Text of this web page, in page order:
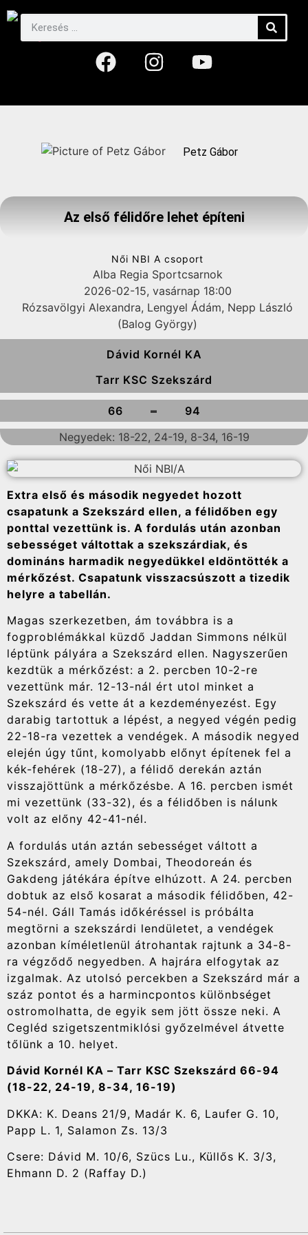
Petz Gábor
Az első félidőre lehet építeni
Női NBI A csoport
Alba Regia Sportcsarnok
2026-02-15, vasárnap 18:00
Rózsavölgyi Alexandra, Lengyel Ádám, Nepp László
(Balog György)
Dávid Kornél KA
Tarr KSC Szekszárd
66 -
94
Negyedek: 18-22, 24-19, 8-34, 16-19
Extra első és második negyedet hozott
csapatunk a Szekszárd ellen, a félidőben egy
ponttal vezettünk is. A fordulás után azonban
sebességet váltottak a szekszárdiak, és
domináns harmadik negyedükkel eldöntötték a
mérkőzést. Csapatunk visszacsúszott a tizedik
helyre a tabellán.
Magas szerkezetben, ám továbbra is a
fogproblémákkal küzdő Jaddan Simmons nélkül
léptünk pályára a Szekszárd ellen. Nagyszerűen
kezdtük a mérkőzést: a 2. percben 10-2-re
vezettünk már. 12-13-nál ért utol minket a
Szekszárd és vette át a kezdeményezést. Egy
darabig tartottuk a lépést, a negyed végén pedig
22-18-ra vezettek a vendégek. A második negyed
elején úgy tűnt, komolyabb előnyt építenek fel a
kék-fehérek (18-27), a félidő derekán aztán
visszajöttünk a mérkőzésbe. A 16. percben ismét
mi vezettünk (33-32), és a félidőben is nálunk
volt az előny 42-41-nél.
A fordulás után aztán sebességet váltott a
Szekszárd, amely Dombai, Theodoreán és
Gakdeng játékára építve elhúzott. A 24. percben
dobtuk az első kosarat a második félidőben, 42-
54-nél. Gáll Tamás időkéréssel is próbálta
megtörni a szekszárdi lendületet, a vendégek
azonban kíméletlenül átrohantak rajtunk a 34-8-
ra végződő negyedben. A hajrára elfogytak az
izgalmak. Az utolsó percekben a Szekszárd már a
száz pontot és a harmincpontos különbséget
ostromolhatta, de egyik sem jött össze neki. A
Cegléd szigetszentmiklósi győzelmével átvette
tőlünk a 10. helyet.
Dávid Kornél KA – Tarr KSC Szekszárd 66-94
(18-22, 24-19, 8-34, 16-19)
DKKA: K. Deans 21/9, Madár K. 6, Laufer G. 10,
Papp L. 1, Salamon Zs. 13/3
Csere: Dávid M. 10/6, Szücs Lu., Küllős K. 3/3,
Ehmann D. 2 (Raffay D.)